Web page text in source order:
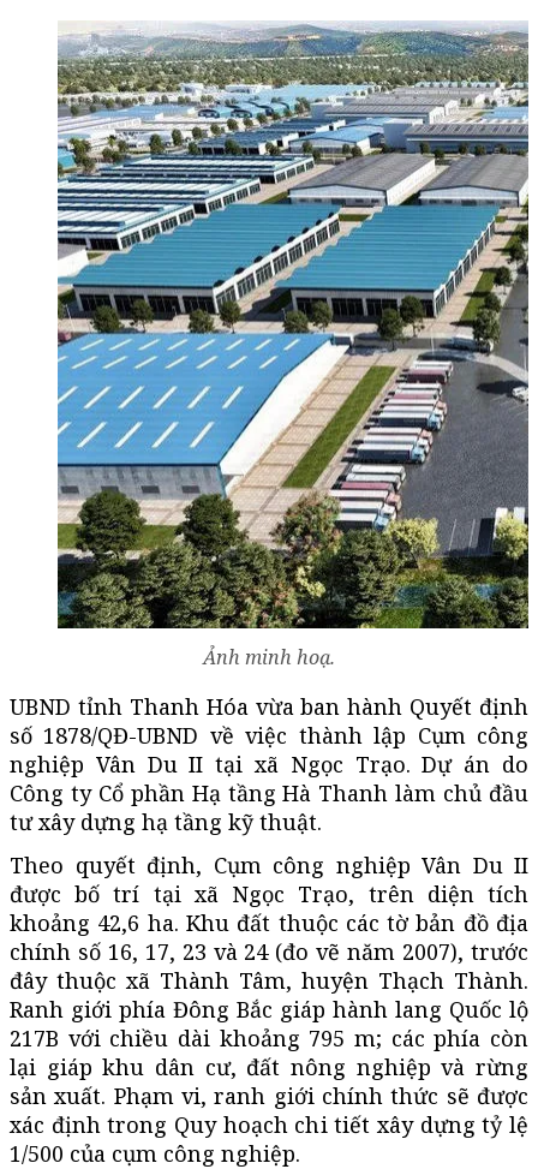
Ảnh minh hoạ.
UBND tỉnh Thanh Hóa vừa ban hành Quyết định
số 1878/QĐ-UBND về việc thành lập Cụm công
nghiệp Vân Du II tại xã Ngọc Trạo. Dự án do
Công ty Cổ phần Hạ tầng Hà Thanh làm chủ đầu
tư xây dựng hạ tầng kỹ thuật.
Theo quyết định, Cụm công nghiệp Vân Du II
được bố trí tại xã Ngọc Trạo, trên diện tích
khoảng 42,6 ha. Khu đất thuộc các tờ bản đồ địa
chính số 16, 17, 23 và 24 (đo vẽ năm 2007), trước
đây thuộc xã Thành Tâm, huyện Thạch Thành.
Ranh giới phía Đông Bắc giáp hành lang Quốc lộ
217B với chiều dài khoảng 795 m; các phía còn
lại giáp khu dân cư, đất nông nghiệp và rừng
sản xuất. Phạm vi, ranh giới chính thức sẽ được
xác định trong Quy hoạch chi tiết xây dựng tỷ lệ
1/500 của cụm công nghiệp.